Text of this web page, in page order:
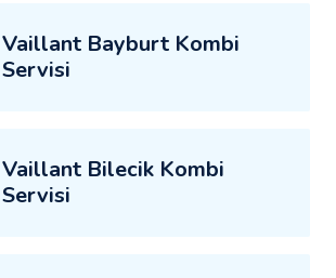
Vaillant Bayburt Kombi
Servisi
Vaillant Bilecik Kombi
Servisi